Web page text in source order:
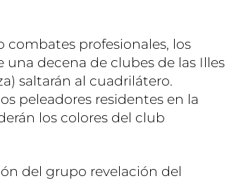
combates profesionales, los
decena de clubes de las Illes
saltarán al cuadrilátero.
peleadores residentes en la
los colores del club
del grupo revelación del